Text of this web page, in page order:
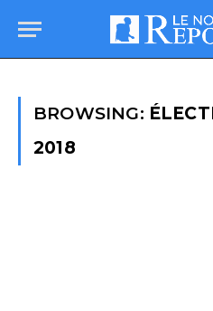
BROWSING:
2018